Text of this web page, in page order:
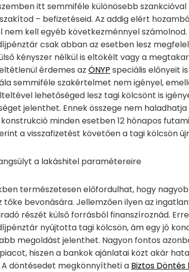
itt semmiféle különösebb
– befizetéseid. Az addig elért
kell egyéb következménnyel számolnod.
csak abban az esetben lesz
kényszer nélkül is eltökélt vagy a
érdemes az ÖNYP speciális előnyeit
semmiféle szakértelmet nem igényel,
lehetőséged lesz tagi kölcsönt is
jelenthet. Ennek összege nem
minden esetben 12 hónapos
a visszafizetést követően a tagi kölcsön
a lakáshitel paramétereire
természetesen előfordulhat, hogy
tőke bevonására. Jellemzően ilyen az
részét külső forrásból finanszíroznád.
nyújtotta tagi kölcsön, ám egy jó
megoldást jelenthet. Nagyon fontos
hiszen a bankok ajánlatai közt akár
döntésedet megkönnyítheti a Biztos